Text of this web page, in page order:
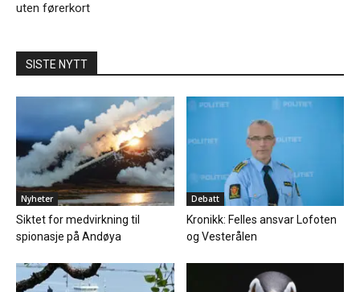
uten førerkort
SISTE NYTT
Nyheter
Siktet for medvirkning til
spionasje på Andøya
Debatt
Kronikk: Felles ansvar Lofoten
og Vesterålen